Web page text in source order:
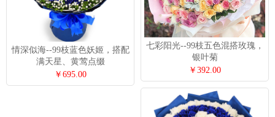
情深似海--99枝蓝色妖姬，搭配
满天星、黄莺点缀
￥695.00
七彩阳光--99枝五色混搭玫瑰，
银叶菊
￥392.00